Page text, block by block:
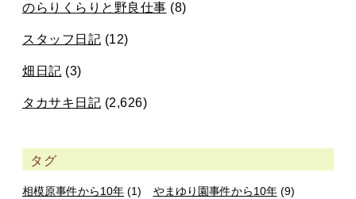
のらりくらりと野良仕事 (8)
スタッフ日記 (12)
畑日記 (3)
タカサキ日記 (2,626)
タグ
相模原事件から10年 (1) やまゆり園事件から10年(9)